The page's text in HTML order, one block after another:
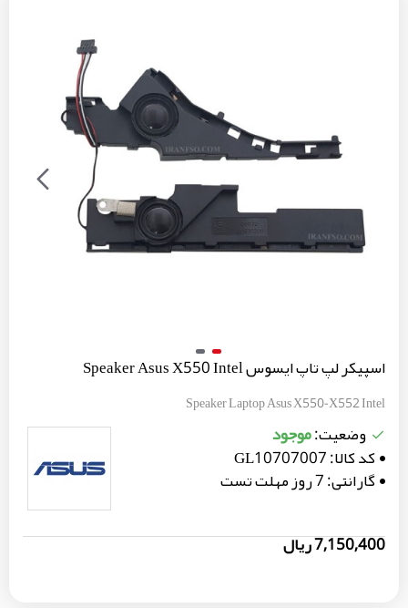
اسپیکر لپ تاپ ایسوس Speaker Asus X550 Intel
Speaker Laptop Asus X550-X552 Intel
وضعیت:موجود
کد کالا:GL10707007
گارانتی:7 روز مهلت تست
7,150,400 ریال